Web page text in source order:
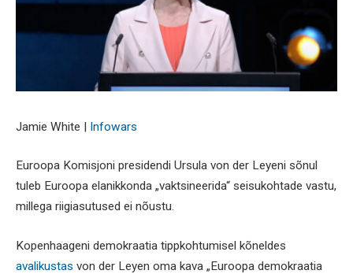
Jamie White | Infowars
Euroopa Komisjoni presidendi Ursula von der Leyeni sõnul
tuleb Euroopa elanikkonda „vaktsineerida“ seisukohtade vastu,
millega riigiasutused ei nõustu.
Kopenhaageni demokraatia tippkohtumisel kõneldes
avalikustas von der Leyen oma kava „Euroopa demokraatia